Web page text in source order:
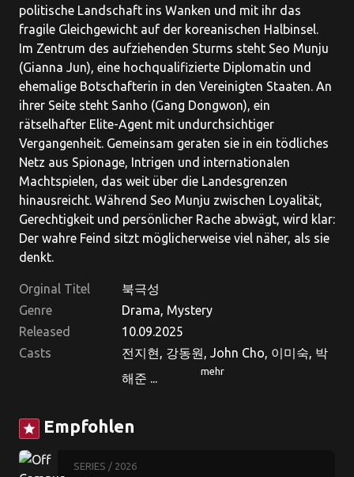
politische Landschaft ins Wanken und mit ihr das
fragile Gleichgewicht auf der koreanischen Halbinsel.
Im Zentrum des aufziehenden Sturms steht Seo Munju
(Gianna Jun), eine hochqualifizierte Diplomatin und
ehemalige Botschafterin in den Vereinigten Staaten. An
ihrer Seite steht Sanho (Gang Dongwon), ein
rätselhafter Elite-Agent mit undurchsichtiger
Vergangenheit. Gemeinsam geraten sie in ein tödliches
Netz aus Spionage, Intrigen und internationalen
Machtspielen, das weit über die Landesgrenzen
hinausreicht. Während Seo Munju zwischen Loyalität,
Gerechtigkeit und persönlicher Rache abwägt, wird klar:
Der wahre Feind sitzt möglicherweise viel näher, als sie
denkt.
Orginal Titel
북극성
Genre
Drama, Mystery
Released
10.09.2025
Casts
전지현, 강동원, John Cho, 이미숙, 박
해준 ...
mehr
star Empfohlen
SERIES / 2026